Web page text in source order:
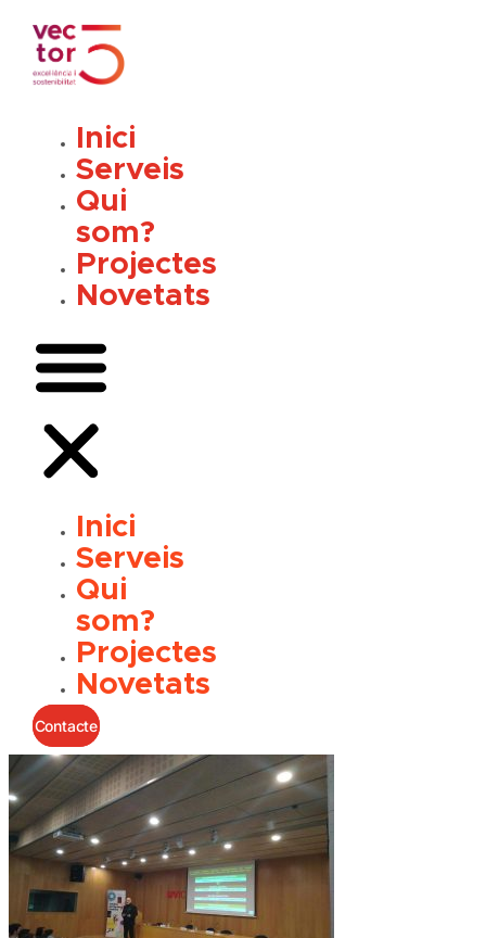
contingut
Inici
Serveis
Qui
som?
Projectes
Novetats
Inici
Serveis
Qui
som?
Projectes
Novetats
Contacte